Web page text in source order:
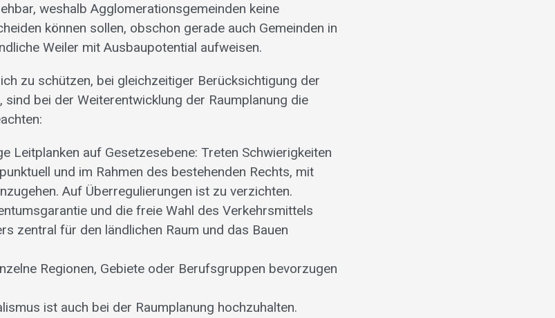
weshalb Agglomerationsgemeinden keine
können sollen, obschon gerade auch Gemeinden in
Weiler mit Ausbaupotential aufweisen.
zu schützen, bei gleichzeitiger Berücksichtigung der
bei der Weiterentwicklung der Raumplanung die
Leitplanken auf Gesetzesebene: Treten Schwierigkeiten
und im Rahmen des bestehenden Rechts, mit
Auf Überregulierungen ist zu verzichten.
und die freie Wahl des Verkehrsmittels
zentral für den ländlichen Raum und das Bauen
Regionen, Gebiete oder Berufsgruppen bevorzugen
ist auch bei der Raumplanung hochzuhalten.